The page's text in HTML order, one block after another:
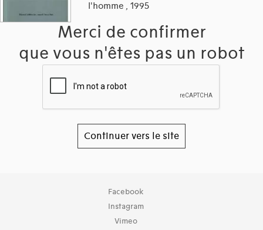
l'homme , 1995
Merci de confirmer
que vous n'êtes pas un robot
Continuer vers le site
Facebook
Instagram
Vimeo